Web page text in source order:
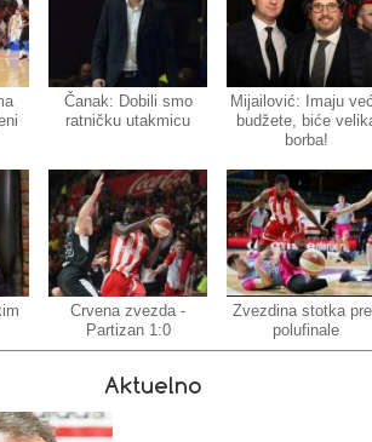
Čanak: Dobili smo
ratničku utakmicu
Mijailović: Imaju
budžete, biće
borba!
Crvena zvezda -
Partizan 1:0
Zvezdina stotka
polufinale
Aktuelno